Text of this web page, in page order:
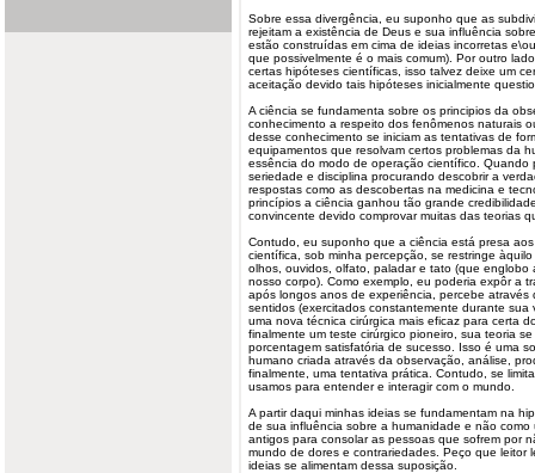
Sobre essa divergência, eu suponho que as
rejeitam a existência de Deus e sua influência
estão construídas em cima de ideias incorretas
que possivelmente é o mais comum). Por outro
certas hipóteses científicas, isso talvez deixe um
aceitação devido tais hipóteses inicialmente
A ciência se fundamenta sobre os principios da
conhecimento a respeito dos fenômenos naturais
desse conhecimento se iniciam as tentativas de
equipamentos que resolvam certos problemas da
essência do modo de operação científico. Quando
seriedade e disciplina procurando descobrir a
respostas como as descobertas na medicina e
princípios a ciência ganhou tão grande
convincente devido comprovar muitas das teorias
Contudo, eu suponho que a ciência está presa
científica, sob minha percepção, se restringe
olhos, ouvidos, olfato, paladar e tato (que englobo
nosso corpo). Como exemplo, eu poderia expôr a
após longos anos de experiência, percebe
sentidos (exercitados constantemente durante sua
uma nova técnica cirúrgica mais eficaz para certa
finalmente um teste cirúrgico pioneiro, sua teoria
porcentagem satisfatória de sucesso. Isso é uma
humano criada através da observação, análise,
finalmente, uma tentativa prática. Contudo, se
usamos para entender e interagir com o mundo.
A partir daqui minhas ideias se fundamentam na
de sua influência sobre a humanidade e não
antigos para consolar as pessoas que sofrem por
mundo de dores e contrariedades. Peço que leitor
ideias se alimentam dessa suposição.